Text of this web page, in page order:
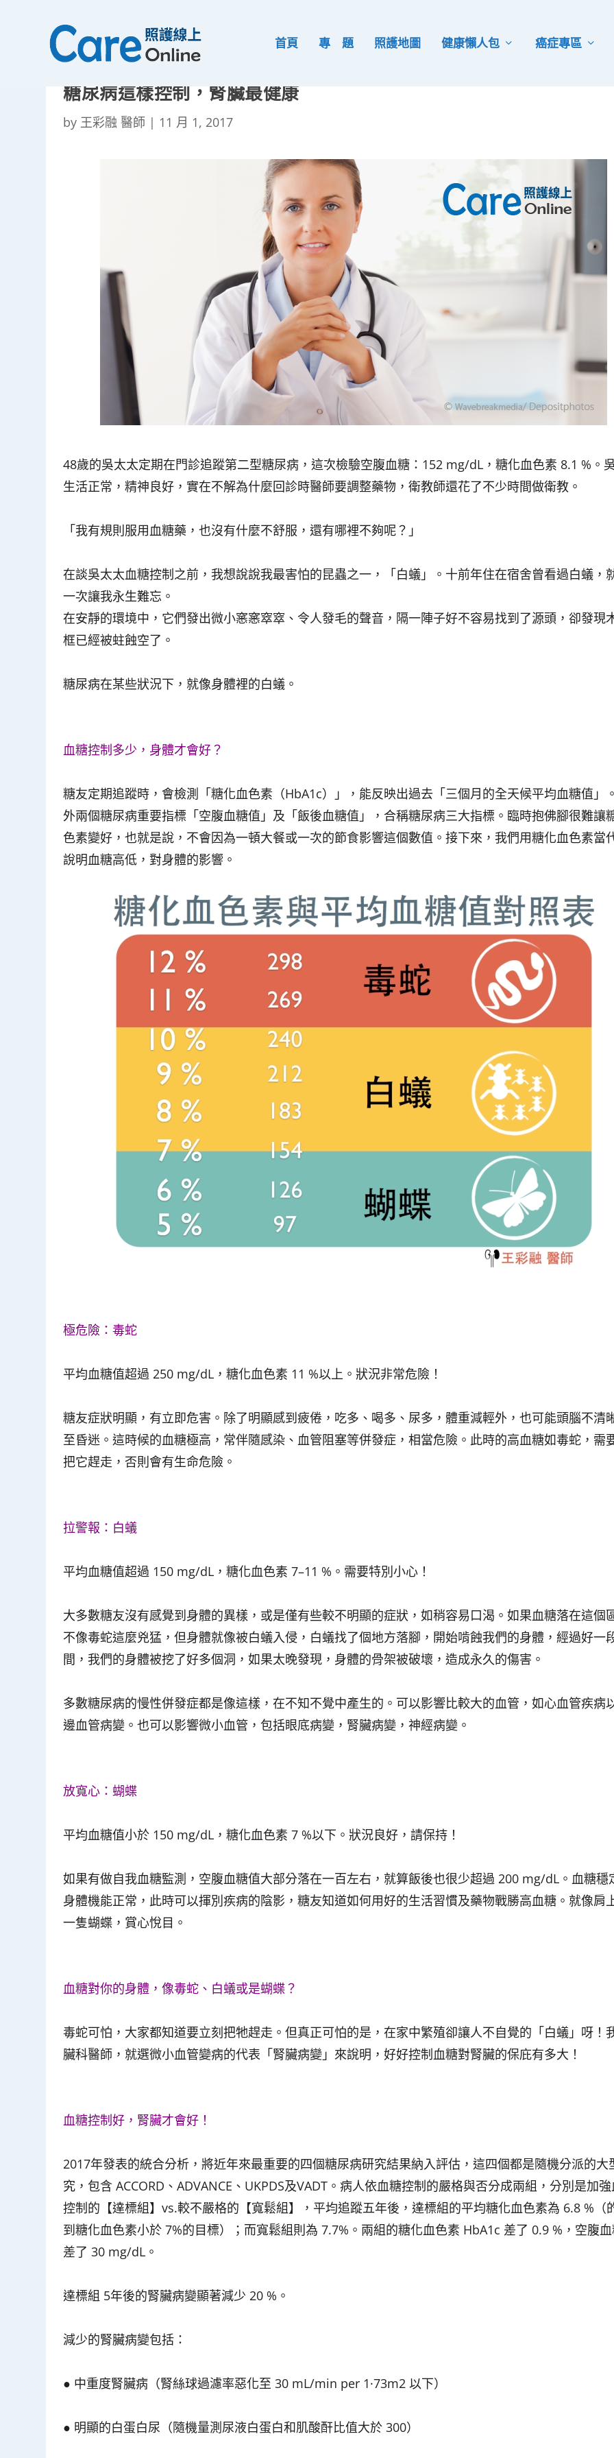
首頁 專 題 照護地圖 健康懶人包 癌症專區
糖尿病這樣控制，腎臟最健康
by 王彩融 醫師 | 11 月 1, 2017
48歲的吳太太定期在門診追蹤第二型糖尿病，這次檢驗空腹血糖：152 mg/dL，糖化血色素 8.1 %。
生活正常，精神良好，實在不解為什麼回診時醫師要調整藥物，衛教師還花了不少時間做衛教。
「我有規則服用血糖藥，也沒有什麼不舒服，還有哪裡不夠呢？」
在談吳太太血糖控制之前，我想說說我最害怕的昆蟲之一，「白蟻」。十前年住在宿舍曾看過白蟻，
一次讓我永生難忘。
在安靜的環境中，它們發出微小窸窸窣窣、令人發毛的聲音，隔一陣子好不容易找到了源頭，卻發現
框已經被蛀蝕空了。
糖尿病在某些狀況下，就像身體裡的白蟻。
血糖控制多少，身體才會好？
糖友定期追蹤時，會檢測「糖化血色素（HbA1c）
」，能反映出過去「三個月的全天候平均血糖值」
外兩個糖尿病重要指標「空腹血糖值 」及「飯後血糖值 」，合稱糖尿病三大指標。臨時抱佛腳很難讓
色素變好，也就是說，不會因為一頓大餐或一次的節食影響這個數值。接下來，我們用糖化血色素當
說明血糖高低，對身體的影響。
極危險：毒蛇
平均血糖值超過 250 mg/dL，糖化血色素 11 %以上。狀況非常危險！
糖友症狀明顯，有立即危害。除了明顯感到疲倦，吃多、喝多、尿多，體重減輕外，也可能頭腦不清
至昏迷。這時候的血糖極高，常伴隨感染、血管阻塞等併發症，相當危險。此時的高血糖如毒蛇，需
把它趕走，否則會有生命危險。
拉警報：白蟻
平均血糖值超過 150 mg/dL，糖化血色素 7–11 %。需要特別小心！
大多數糖友沒有感覺到身體的異樣，或是僅有些較不明顯的症狀，如稍容易口渴。如果血糖落在這個
不像毒蛇這麼兇猛，但身體就像被白蟻入侵，白蟻找了個地方落腳，開始啃蝕我們的身體，經過好一
間，我們的身體被挖了好多個洞，如果太晚發現，身體的骨架被破壞，造成永久的傷害。
多數糖尿病的慢性併發症都是像這樣，在不知不覺中產生的。可以影響比較大的血管，如心血管疾病
邊血管病變。也可以影響微小血管，包括眼底病變，腎臟病變，神經病變。
放寬心：蝴蝶
平均血糖值小於 150 mg/dL，糖化血色素 7 %以下。狀況良好，請保持！
如果有做自我血糖監測，空腹血糖值大部分落在一百左右，就算飯後也很少超過 200 mg/dL。血糖穩
身體機能正常，此時可以揮別疾病的陰影，糖友知道如何用好的生活習慣及藥物戰勝高血糖。就像肩
一隻蝴蝶，賞心悅目。
血糖對你的身體，像毒蛇、白蟻或是蝴蝶？
毒蛇可怕，大家都知道要立刻把牠趕走。但真正可怕的是，在家中繁殖卻讓人不自覺的「白蟻」呀！
臟科醫師，就選微小血管變病的代表「腎臟病變」來說明，好好控制血糖對腎臟的保庇有多大！
血糖控制好，腎臟才會好！
2017年發表的統合分析，將近年來最重要的四個糖尿病研究結果納入評估，這四個都是隨機分派的大
究，包含 ACCORD、ADVANCE、UKPDS及VADT。病人依血糖控制的嚴格與否分成兩組，分別是加
控制的【達標組】vs.較不嚴格的【寬鬆組】，平均追蹤五年後，達標組的平均糖化血色素為 6.8 %（
到糖化血色素小於 7%的目標）；而寬鬆組則為 7.7%。兩組的糖化血色素 HbA1c 差了 0.9 %，空腹
差了 30 mg/dL。
達標組 5年後的腎臟病變顯著減少 20 %。
減少的腎臟病變包括：
● 中重度腎臟病（腎絲球過濾率惡化至 30 mL/min per 1·73m2 以下）
● 明顯的白蛋白尿（隨機量測尿液白蛋白和肌酸酐比值大於 300）